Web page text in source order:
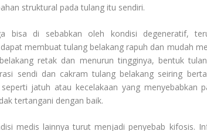
struktural pada tulang itu sendiri.
bisa di sebabkan oleh kondisi degeneratif,
membuat tulang belakang rapuh dan mudah
retak dan menurun tingginya, bentuk
sendi dan cakram tulang belakang seiring
jatuh atau kecelakaan yang menyebabkan
tertangani dengan baik.
medis lainnya turut menjadi penyebab kifosis.